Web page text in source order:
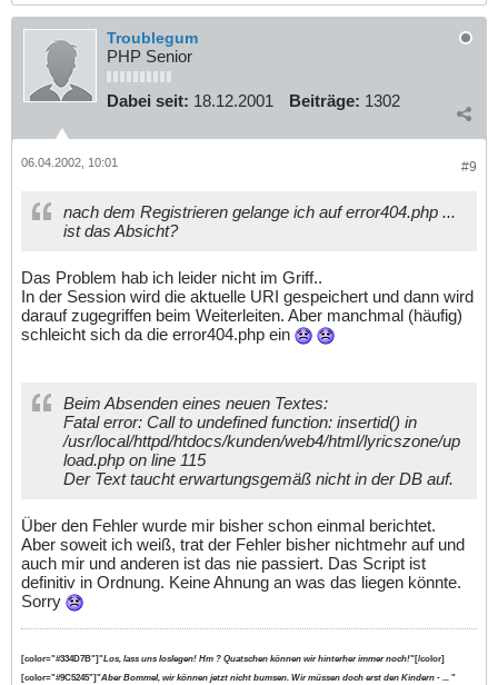
Troublegum
PHP Senior
Dabei seit: 18.12.2001 Beiträge: 1302
#9
06.04.2002, 10:01
nach dem Registrieren gelange ich auf error404.php ...
ist das Absicht?
Das Problem hab ich leider nicht im Griff..
In der Session wird die aktuelle URI gespeichert und dann wird
darauf zugegriffen beim Weiterleiten. Aber manchmal (häufig)
schleicht sich da die error404.php ein
Beim Absenden eines neuen Textes:
Fatal error: Call to undefined function: insertid() in
/usr/local/httpd/htdocs/kunden/web4/html/lyricszone/up
load.php on line 115
Der Text taucht erwartungsgemäß nicht in der DB auf.
Über den Fehler wurde mir bisher schon einmal berichtet.
Aber soweit ich weiß, trat der Fehler bisher nichtmehr auf und
auch mir und anderen ist das nie passiert. Das Script ist
definitiv in Ordnung. Keine Ahnung an was das liegen könnte.
Sorry
[color="#334D7B"]"Los, lass uns loslegen! Hm ? Quatschen können wir hinterher immer noch!"[/color]
[color="#9C5245"]"Aber Bommel, wir können jetzt nicht bumsen. Wir müssen doch erst den Kindern - ... "